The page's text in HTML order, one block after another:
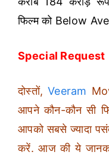
फिल्म को Below
Special Request
दोस्तों, Veeram
आपने कौन-कौन सी
आपको सबसे ज्यादा
करें. आज की ये